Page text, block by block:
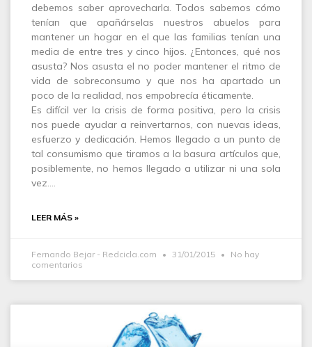
debemos saber aprovecharla. Todos sabemos cómo
tenían que apañárselas nuestros abuelos para
mantener un hogar en el que las familias tenían una
media de entre tres y cinco hijos. ¿Entonces, qué nos
asusta? Nos asusta el no poder mantener el ritmo de
vida de sobreconsumo y que nos ha apartado un
poco de la realidad, nos empobrecía éticamente.
Es difícil ver la crisis de forma positiva, pero la crisis
nos puede ayudar a reinvertarnos, con nuevas ideas,
esfuerzo y dedicación. Hemos llegado a un punto de
tal consumismo que tiramos a la basura artículos que,
posiblemente, no hemos llegado a utilizar ni una sola
vez.…
LEER MÁS »
Fernando Bejar - Redcicla.com 31/01/2015
No hay
comentarios